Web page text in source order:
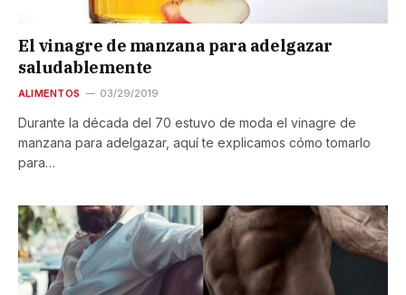
El vinagre de manzana para adelgazar
saludablemente
ALIMENTOS 03/29/2019
Durante la década del 70 estuvo de moda el vinagre de
manzana para adelgazar, aquí te explicamos cómo tomarlo
para…